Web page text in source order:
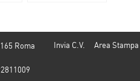
Invia C.V. Area Stampa
Roma